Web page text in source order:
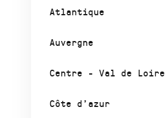
Atlantique
Auvergne
Centre - Val de Loire
Côte d’azur